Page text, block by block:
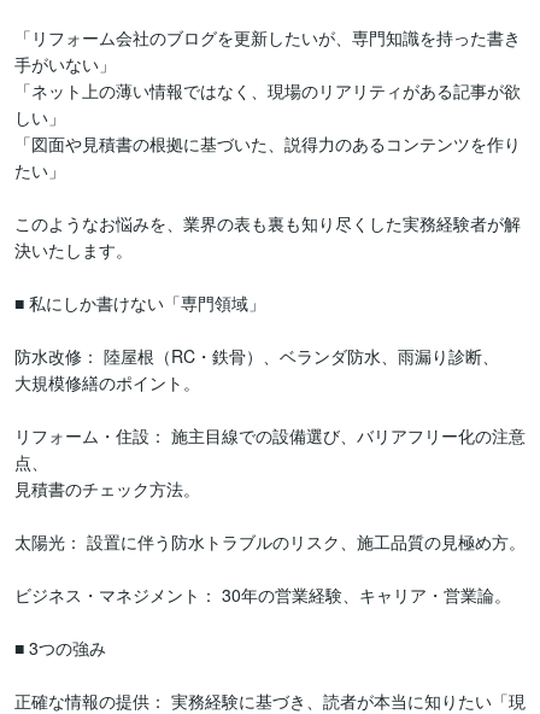
「リフォーム会社のブログを更新したいが、専門知識を持った書き
手がいない」
「ネット上の薄い情報ではなく、現場のリアリティがある記事が欲
しい」
「図面や見積書の根拠に基づいた、説得力のあるコンテンツを作り
たい」
このようなお悩みを、業界の表も裏も知り尽くした実務経験者が解
決いたします。
■ 私にしか書けない「専門領域」
防水改修： 陸屋根（RC・鉄骨）、ベランダ防水、雨漏り診断、
大規模修繕のポイント。
リフォーム・住設： 施主目線での設備選び、バリアフリー化の注意
点、
見積書のチェック方法。
太陽光： 設置に伴う防水トラブルのリスク、施工品質の見極め方。
ビジネス・マネジメント： 30年の営業経験、キャリア・営業論。
■ 3つの強み
正確な情報の提供： 実務経験に基づき、読者が本当に知りたい「現